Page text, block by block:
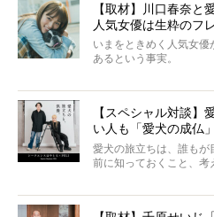
カエピソードが次から
【取材】川口春奈と
人気女優は生粋のフ
いまをときめく人気女
あるという事実。
とりを目の当たりにす
愛がわたしたちのそれ
だかうれしくなってしま
春奈さんとアムちゃんの
小西がいつくしみなが
【スペシャル対談】
い人も「愛犬の成仏
はやとも×PELI】
愛犬の旅立ちは、誰も
前に知っておくこと、